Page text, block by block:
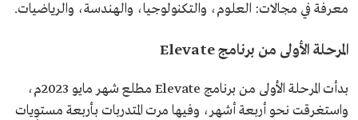
معرفة في مجالات: العلوم، والتكنولوجيا، والهندسة، والرياضيات.
المرحلة الأولى من برنامج Elevate
بدأت المرحلة الأولى من برنامج Elevate مطلع شهر مايو 2023م،
واستغرقت نحو أربعة أشهر، وفيها مرت المتدربات بأربعة مستويات